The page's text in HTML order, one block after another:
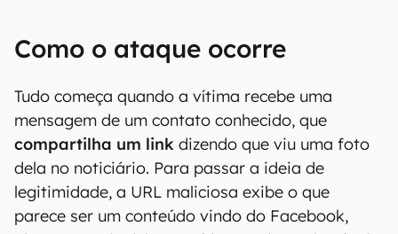
Como o ataque ocorre
Tudo começa quando a vítima recebe uma
mensagem de um contato conhecido, que
compartilha um link dizendo que viu uma foto
dela no noticiário. Para passar a ideia de
legitimidade, a URL maliciosa exibe o que
parece ser um conteúdo vindo do Facebook,